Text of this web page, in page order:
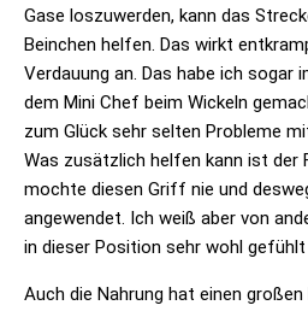
Gase loszuwerden, kann das
Beinchen helfen. Das wirkt
Verdauung an. Das habe ich sogar
dem Mini Chef beim Wickeln
zum Glück sehr selten Probleme
Was zusätzlich helfen kann ist der
mochte diesen Griff nie und
angewendet. Ich weiß aber von
in dieser Position sehr wohl gefühlt
Auch die Nahrung hat einen